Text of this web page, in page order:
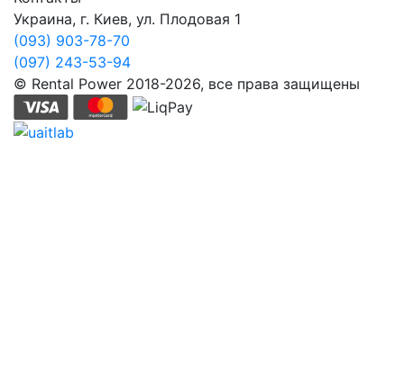
Украина, г. Киев, ул. Плодовая 1
(093) 903-78-70
(097) 243-53-94
© Rental Power 2018-2026, все права защищены